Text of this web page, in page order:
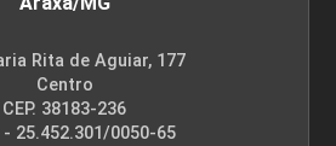
Rita de Aguiar, 177
Centro
CEP. 38183-236
- 25.452.301/0050-65